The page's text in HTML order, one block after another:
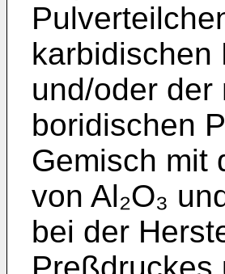
karbidischen
und/oder der
boridischen
Gemisch mit
von Al₂O₃
bei der